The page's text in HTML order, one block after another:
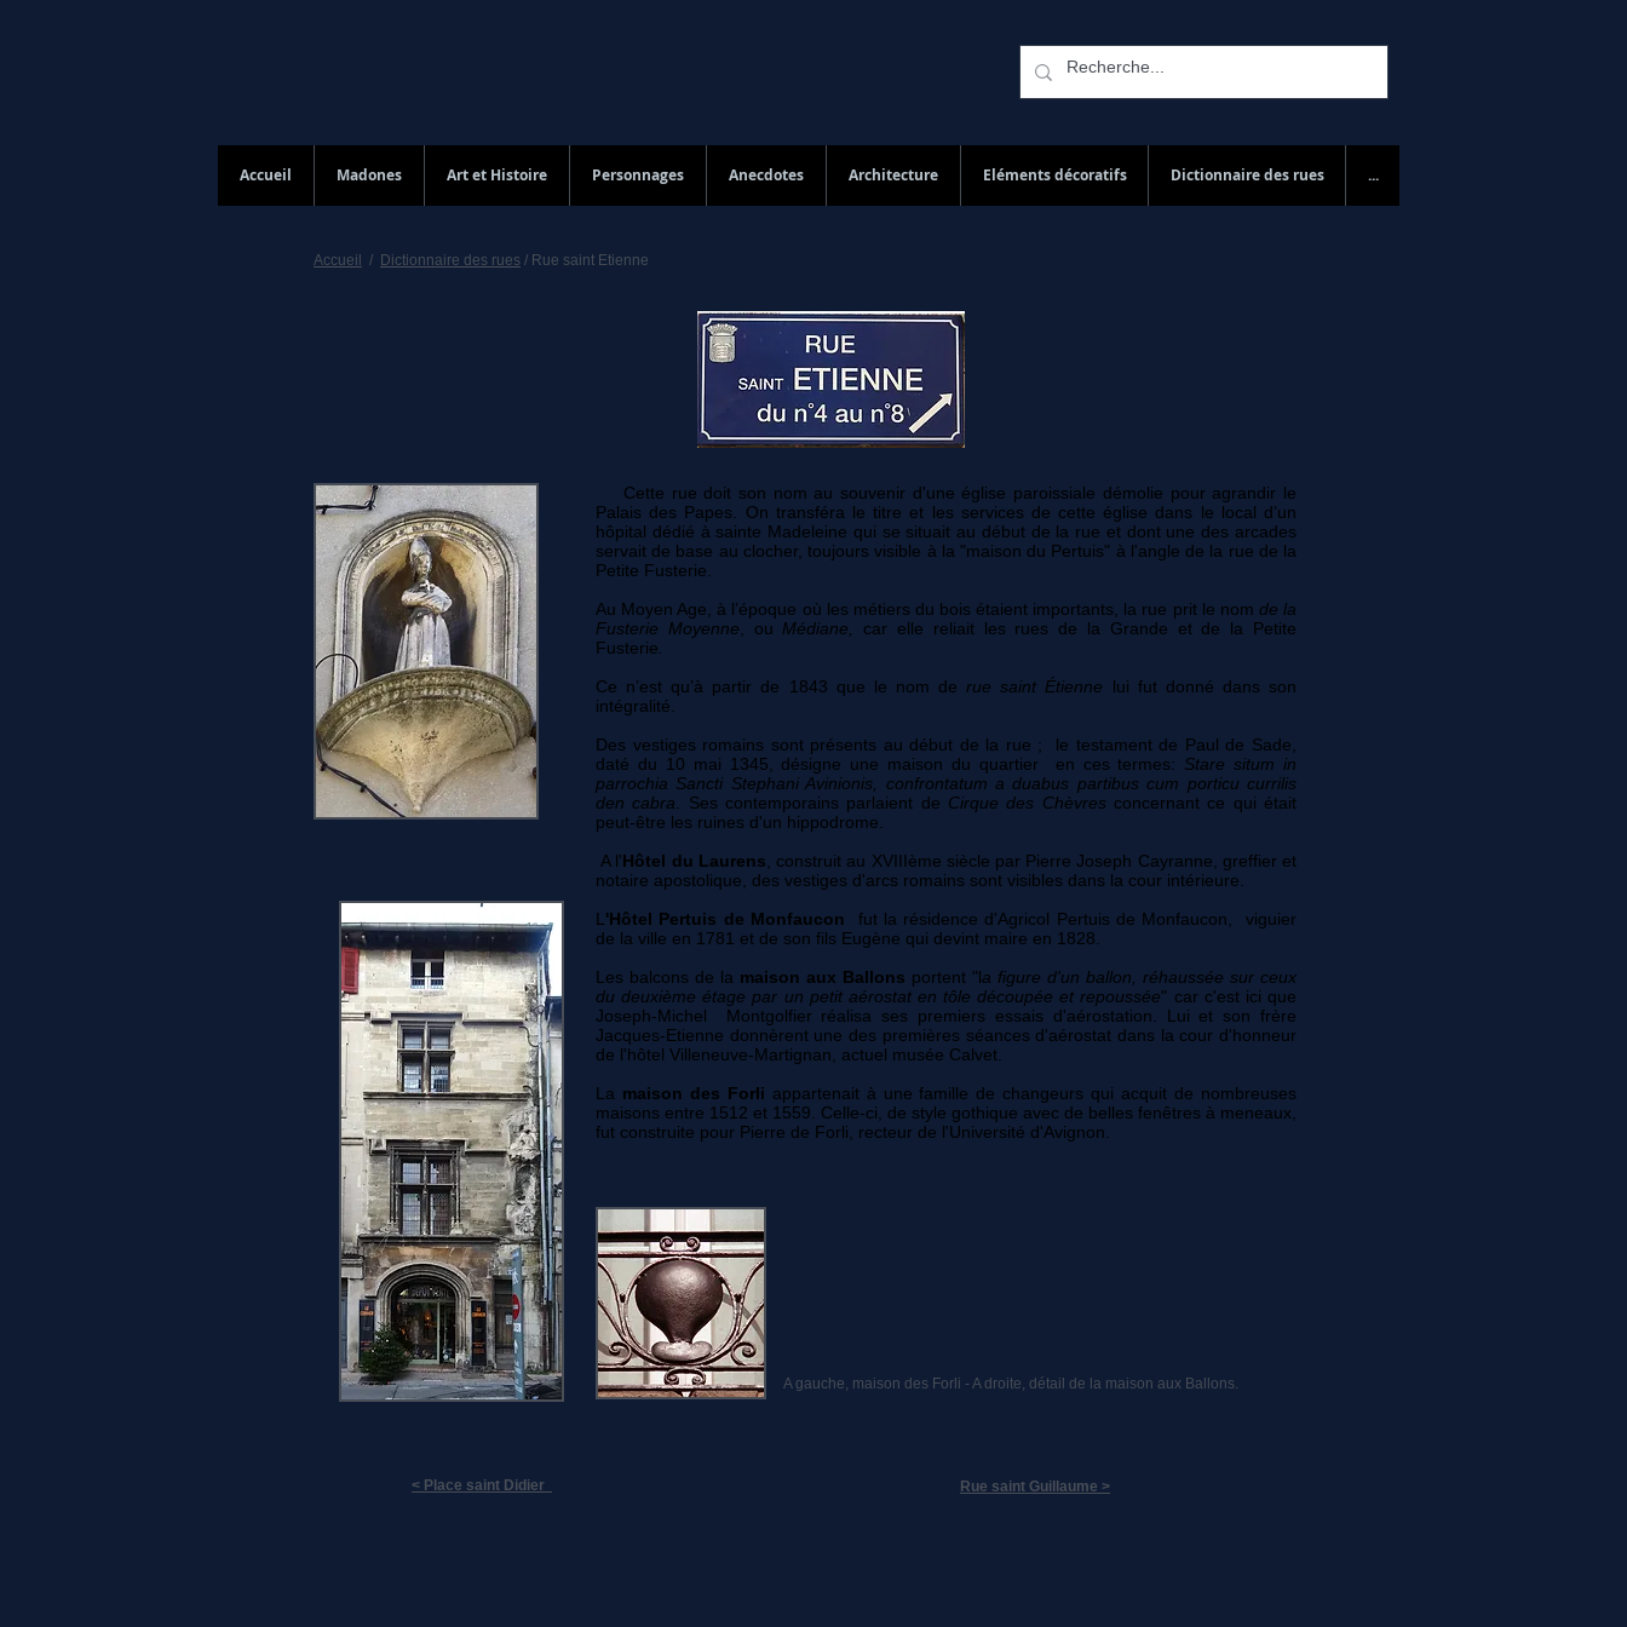
Accueil Madones Art et Histoire Personnages Anecdotes Architecture Eléments décoratifs Dictionnaire des rues ...
Accueil / Dictionnaire des rues / Rue saint Etienne
Cette rue doit son nom au souvenir d'une église paroissiale démolie pour agrandir le
Palais des Papes. On transféra le titre et les services de cette église dans le local d’un
hôpital dédié à sainte Madeleine qui se situait au début de la rue et dont une des arcades
servait de base au clocher, toujours visible à la "maison du Pertuis" à l'angle de la rue de la
Petite Fusterie.
Au Moyen Age, à l’époque où les métiers du bois étaient importants, la rue prit le nom de la
Fusterie Moyenne , ou Médiane,
car elle reliait les rues de la Grande et de la Petite
Fusterie
Ce n’est qu’à partir de 1843 que le nom derue saint Étienne lui fut donné dans son
intégralité.
Des vestiges romains sont présents au début de la rue ; le testament de Paul de Sade,
daté du 10 mai 1345, désigne une maison du quartier en ces termes: Stare situm in
parrochia Sancti Stephani Avinionis, confrontatum a duabus partibus cum porticu currilis
den cabra . Ses contemporains parlaient de Cirque des Chèvres concernant ce qui était
peut-être les ruines d'un hippodrome.
A l'Hôtel du Laurens , construit au XVIIIème siècle par Pierre Joseph Cayranne, greffier et
notaire apostolique, des vestiges d'arcs romains sont visibles dans la cour intérieure.
L 'Hôtel Pertuis de Monfaucon fut la résidence d'Agricol Pertuis de Monfaucon, viguier
de la ville en 1781 et de son fils Eugène qui devint maire en 1828.
Les balcons de la maison aux Ballons portent "la figure d'un ballon, réhaussée sur ceux
du deuxième étage par un petit aérostat en tôle découpée et repoussée" car c'est ici que
Joseph-Michel
Montgolfier réalisa ses premiers essais d'aérostation. Lui et son frère
Jacques-Etienne donnèrent une des premières séances d'aérostat dans la cour d'honneur
de l'hôtel Villeneuve-Martignan, actuel musée Calvet.
La maison des Forli appartenait à une famille de changeurs qui acquit de nombreuses
maisons entre 1512 et 1559 . Celle-ci, de style gothique avec de belles fenêtres à meneaux,
fut construite pour Pierre de Forli, recteur de l'Université d'Avignon.
A gauche, maison des Forli - A droite, détail de la maison aux Ballons.
< Place saint Didier Rue saint Guillaume >